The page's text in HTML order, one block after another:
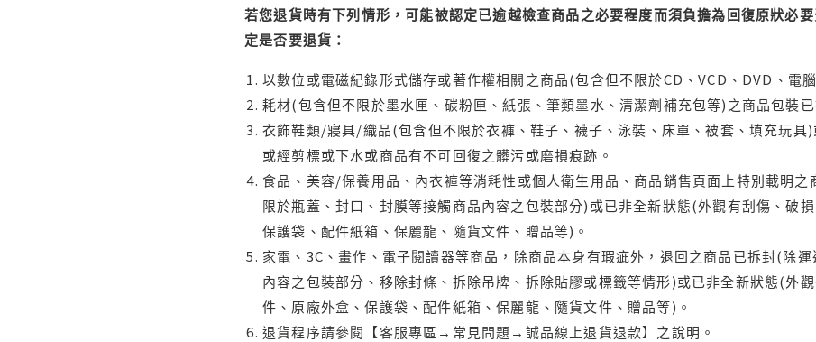
若您退貨時有下列情形，可能被認定已逾越檢查商品之必要程度而須負擔為回復原狀必
定是否要退貨：
以數位或電磁紀錄形式儲存或著作權相關之商品(包含但不限於CD、VCD、DVD、電
耗材(包含但不限於墨水匣、碳粉匣、紙張、筆類墨水、清潔劑補充包等)之商品包裝
衣飾鞋類/寢具/織品(包含但不限於衣褲、鞋子、襪子、泳裝、床單、被套、填充玩
或經剪標或下水或商品有不可回復之髒污或磨損痕跡。
食品、美容/保養用品、內衣褲等消耗性或個人衛生用品、商品銷售頁面上特別載明
限於瓶蓋、封口、封膜等接觸商品內容之包裝部分)或已非全新狀態(外觀有刮傷、破
保護袋、配件紙箱、保麗龍、隨貨文件、贈品等)。
家電、3C、畫作、電子閱讀器等商品，除商品本身有瑕疵外，退回之商品已拆封(除
內容之包裝部分、移除封條、拆除吊牌、拆除貼膠或標籤等情形)或已非全新狀態(外
件、原廠外盒、保護袋、配件紙箱、保麗龍、隨貨文件、贈品等)。
退貨程序請參閱【客服專區→常見問題→誠品線上退貨退款】之說明。